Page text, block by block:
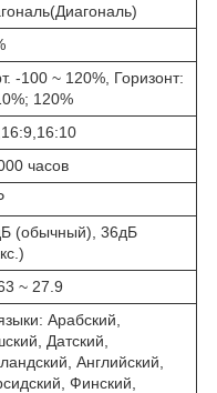
-100 ~ 120%, Горизонт:
120%
часов
(обычный), 36дБ
~ 27.9
Арабский,
Датский,
Английский,
Финский,